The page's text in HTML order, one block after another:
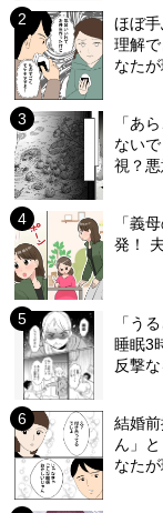
ほぼ
理解
なた
「あ
ない
視？
「義
発！
「う
睡眠3
反撃
結婚
ん」
なた